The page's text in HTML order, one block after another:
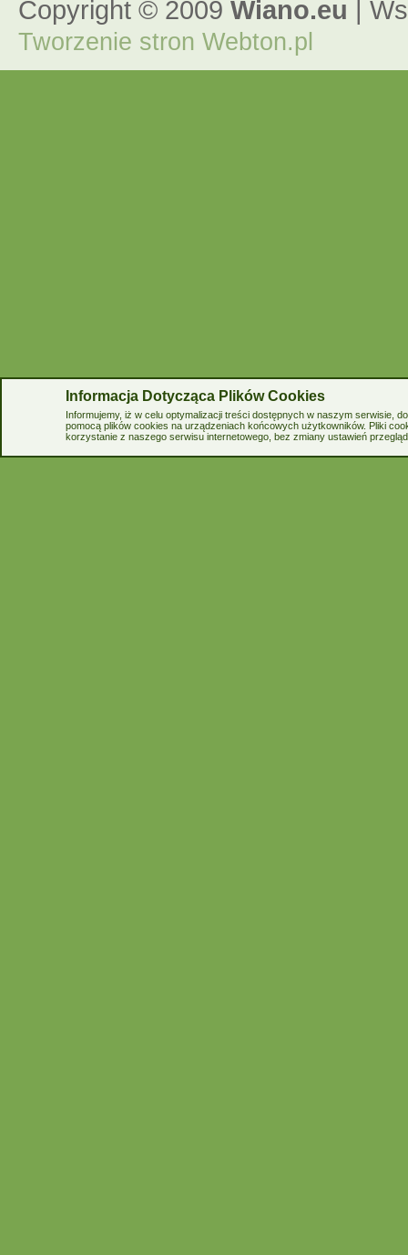
Informacja Dotycząca Plików Cookies
Informujemy, iż w celu optymalizacji treści dostępnych w naszym serwisie,
pomocą plików cookies na urządzeniach końcowych użytkowników. Pliki
korzystanie z naszego serwisu internetowego, bez zmiany ustawień
Copyright © 2009 Wiano.eu |
Tworzenie stron Webton.pl